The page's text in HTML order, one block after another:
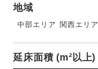
地域
中部エリア 関西エリア
延床面積 (m²以上)